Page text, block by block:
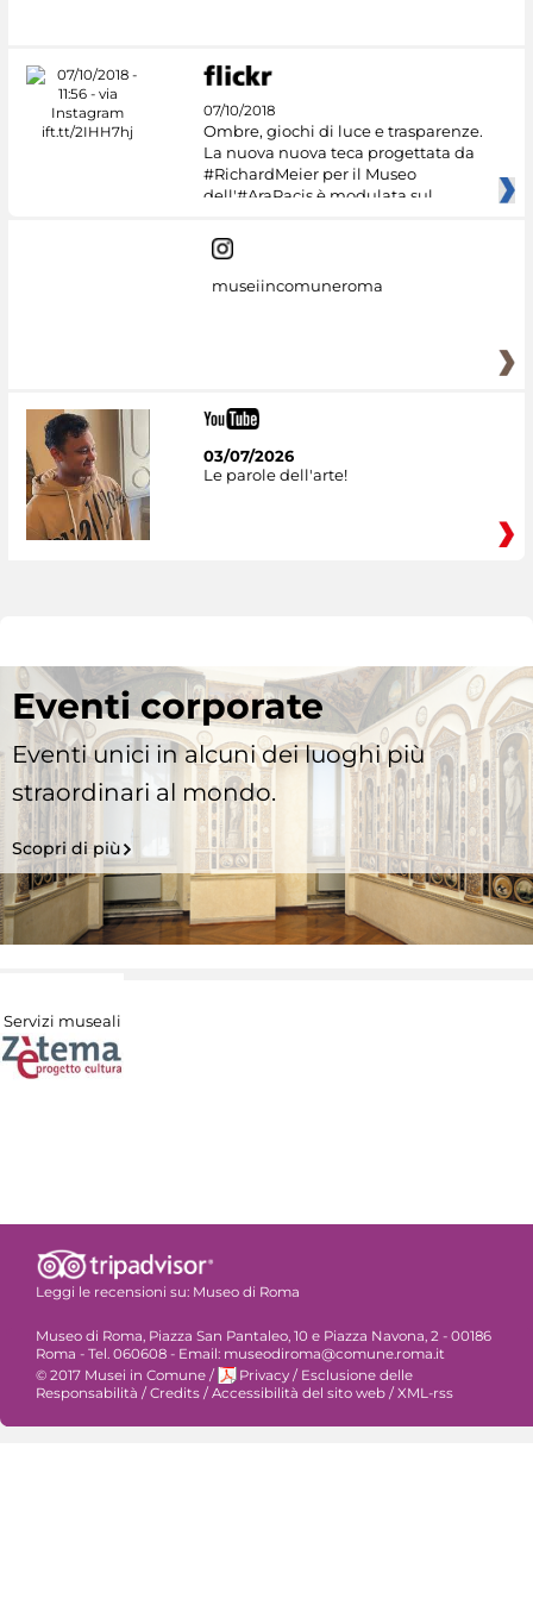
07/10/2018
Ombre, giochi di luce e trasparenze.
La nuova nuova teca progettata da
#RichardMeier per il Museo
dell'#AraPacis è modulata sul
museiincomuneroma
03/07/2026
Le parole dell'arte!
Eventi corporate
Eventi unici in alcuni dei luoghi più
straordinari al mondo.
Scopri di più
Servizi museali
Leggi le recensioni su: Museo di Roma
Museo di Roma, Piazza San Pantaleo, 10 e Piazza Navona, 2 - 00186
Roma - Tel. 060608 - Email: museodiroma@comune.roma.it
© 2017 Musei in Comune / Privacy / Esclusione delle
Responsabilità / Credits / Accessibilità del sito web / XML-rss